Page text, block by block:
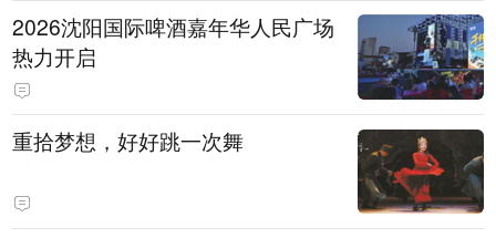
2026沈阳国际啤酒嘉年华人民广场
热力开启
重拾梦想，好好跳一次舞